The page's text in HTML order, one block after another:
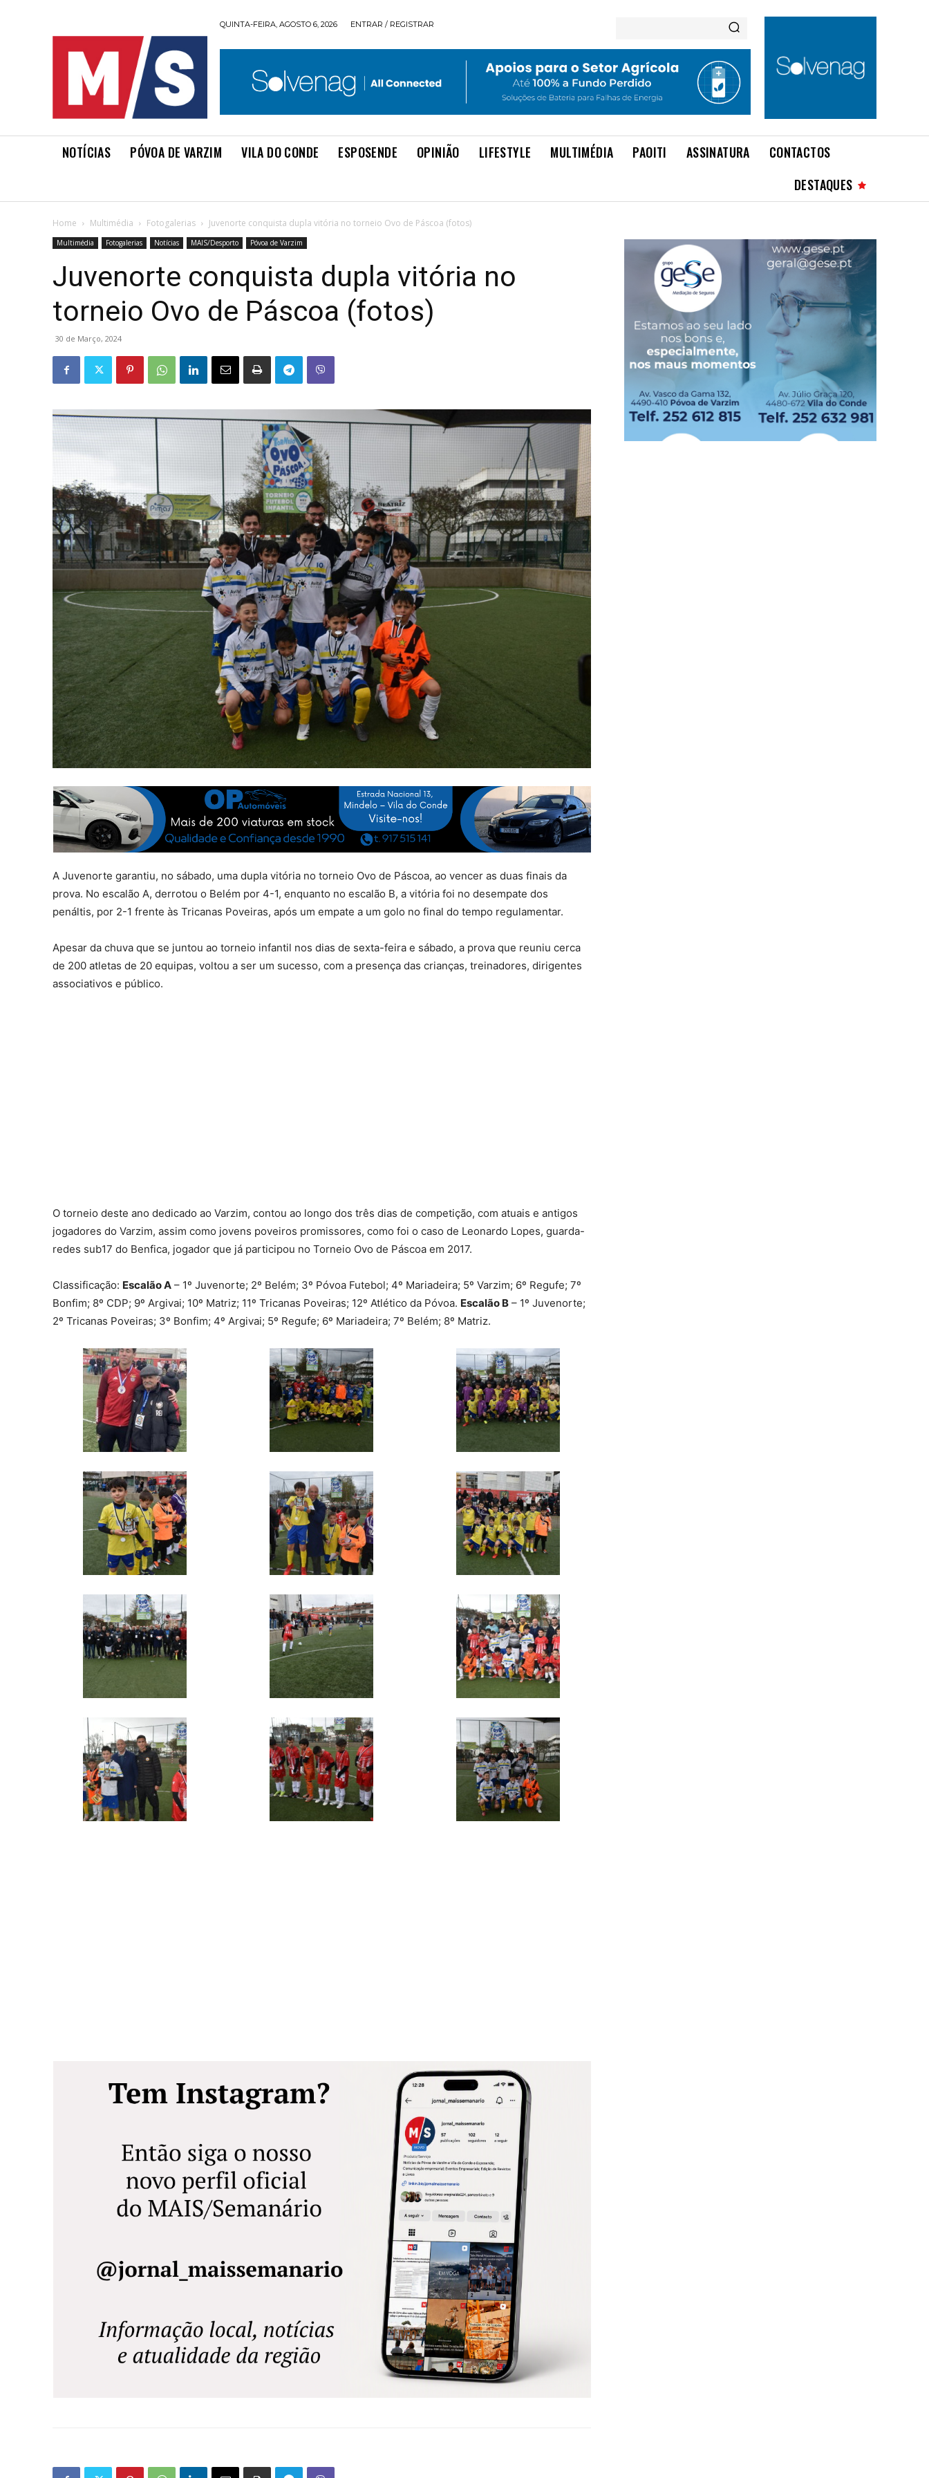
QUINTA-FEIRA, AGOSTO 6, 2026 ENTRAR / REGISTRAR
NOTÍCIAS PÓVOA DE VARZIM VILA DO CONDE ESPOSENDE OPINIÃO LIFESTYLE MULTIMÉDIA PAOITI ASSINATURA
CONTACTOS
DESTAQUES
Home Multimédia Fotogalerias Juvenorte conquista dupla vitória no torneio Ovo de Páscoa (fotos)
Multimédia Fotogalerias Notícias MAIS/Desporto Póvoa de Varzim
Juvenorte conquista dupla vitória no
torneio Ovo de Páscoa (fotos)
30 de Março, 2024
A Juvenorte garantiu, no sábado, uma dupla vitória no torneio Ovo de Páscoa, ao vencer as duas finais da
prova. No escalão A, derrotou o Belém por 4-1, enquanto no escalão B, a vitória foi no desempate dos
penáltis, por 2-1 frente às Tricanas Poveiras, após um empate a um golo no final do tempo regulamentar.
Apesar da chuva que se juntou ao torneio infantil nos dias de sexta-feira e sábado, a prova que reuniu cerca
de 200 atletas de 20 equipas, voltou a ser um sucesso, com a presença das crianças, treinadores, dirigentes
associativos e público.
O torneio deste ano dedicado ao Varzim, contou ao longo dos três dias de competição, com atuais e antigos
jogadores do Varzim, assim como jovens poveiros promissores, como foi o caso de Leonardo Lopes, guarda-
redes sub17 do Benfica, jogador que já participou no Torneio Ovo de Páscoa em 2017.
Classificação: Escalão A – 1º Juvenorte; 2º Belém; 3º Póvoa Futebol; 4º Mariadeira; 5º Varzim; 6º Regufe; 7º
Bonfim; 8º CDP; 9º Argivai; 10º Matriz; 11º Tricanas Poveiras; 12º Atlético da Póvoa. Escalão B – 1º Juvenorte;
2º Tricanas Poveiras; 3º Bonfim; 4º Argivai; 5º Regufe; 6º Mariadeira; 7º Belém; 8º Matriz.